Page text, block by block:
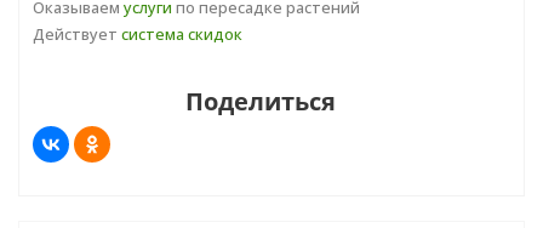
Оказываем услуги по пересадке растений
Действует система скидок
Поделиться